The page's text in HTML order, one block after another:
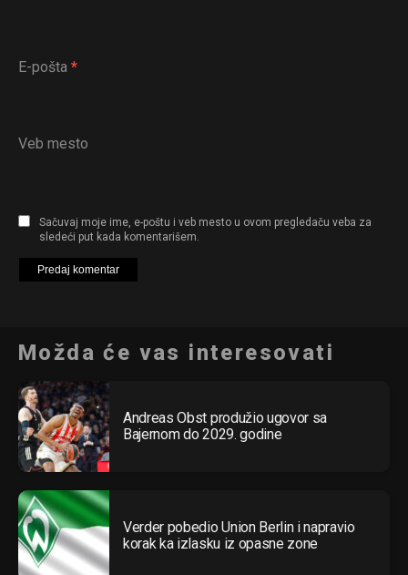
E-pošta *
Veb mesto
Sačuvaj moje ime, e-poštu i veb mesto u ovom pregledaču veba za
sledeći put kada komentarišem.
Možda će vas interesovati
Andreas Obst produžio ugovor sa
Bajernom do 2029. godine
Verder pobedio Union Berlin i napravio
korak ka izlasku iz opasne zone